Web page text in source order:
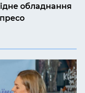
обладнання